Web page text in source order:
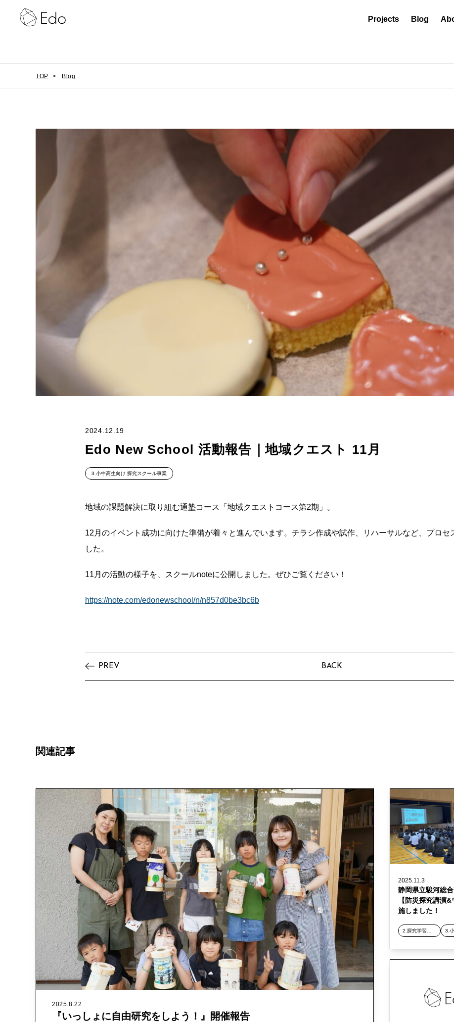
Projects Blog
TOP > Blog
2024.12.19
Edo New School 活動報告｜地域クエスト 11月
3.小中高生向け 探究スクール事業
地域の課題解決に取り組む通塾コース「地域クエストコース第2期」。
12月のイベント成功に向けた準備が着々と進んでいます。チラシ作成や試作、リハーサルなど、プロセ
した。
11月の活動の様子を、スクールnoteに公開しました。ぜひご覧ください！
https://note.com/edonewschool/n/n857d0be3bc6b
PREV BACK
関連記事
2025.8.22
『いっしょに自由研究をしよう！』開催報告
2025.11.3
静岡県立駿河総
【防災探究講演
施しました！